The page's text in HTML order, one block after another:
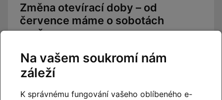
Změna otevírací doby – od
července máme o sobotách
zavřeno
Číst článek
Na vašem soukromí nám
záleží
K správnému fungování vašeho oblíbeného e-